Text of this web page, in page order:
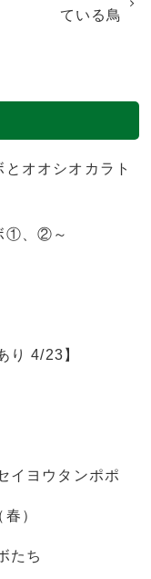
ている鳥
オオシオカラト
①、②～
り 4/23】
イヨウタンポポ
）
たち